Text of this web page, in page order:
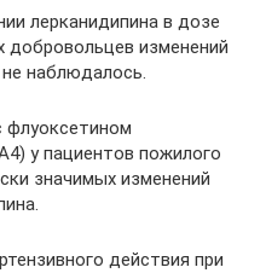
лерканидипина в дозе
добровольцев изменений
наблюдалось.
флуоксетином
у пациентов пожилого
значимых изменений
действия при